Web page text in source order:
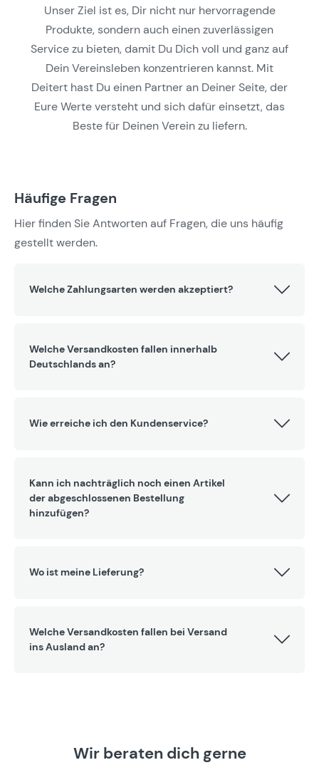
Unser Ziel ist es, Dir nicht nur hervorragende
Produkte, sondern auch einen zuverlässigen
Service zu bieten, damit Du Dich voll und ganz auf
Dein Vereinsleben konzentrieren kannst. Mit
Deitert hast Du einen Partner an Deiner Seite, der
Eure Werte versteht und sich dafür einsetzt, das
Beste für Deinen Verein zu liefern.
Häufige Fragen
Hier finden Sie Antworten auf Fragen, die uns häufig
gestellt werden.
Welche Zahlungsarten werden akzeptiert?
Welche Versandkosten fallen innerhalb
Deutschlands an?
Wie erreiche ich den Kundenservice?
Kann ich nachträglich noch einen Artikel
der abgeschlossenen Bestellung
hinzufügen?
Wo ist meine Lieferung?
Welche Versandkosten fallen bei Versand
ins Ausland an?
Wir beraten dich gerne